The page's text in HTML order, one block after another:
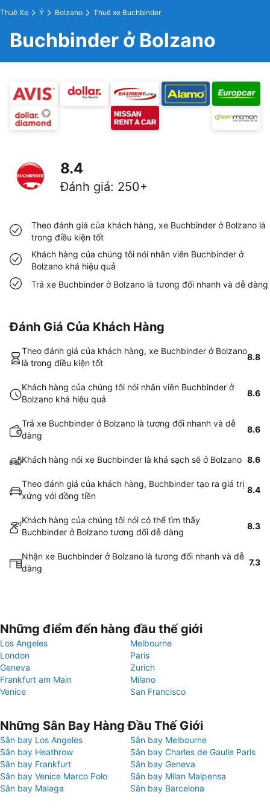
Thuê Xe Ý Bolzano Thuê xe Buchbinder
Buchbinder ở Bolzano
8.4
Đánh giá: 250+
Theo đánh giá của khách hàng, xe Buchbinder ở Bolzano là
trong điều kiện tốt
Khách hàng của chúng tôi nói nhân viên Buchbinder ở
Bolzano khá hiệu quả
Trả xe Buchbinder ở Bolzano là tương đối nhanh và dễ dàng
Đánh Giá Của Khách Hàng
Theo đánh giá của khách hàng, xe Buchbinder ở Bolzano
là trong điều kiện tốt
8.8
Khách hàng của chúng tôi nói nhân viên Buchbinder ở
Bolzano khá hiệu quả
8.6
Trả xe Buchbinder ở Bolzano là tương đối nhanh và dễ
dàng
8.6
Khách hàng nói xe Buchbinder là khá sạch sẽ ở Bolzano 8.6
Theo đánh giá của khách hàng, Buchbinder tạo ra giá trị
xứng với đồng tiền
8.4
Khách hàng của chúng tôi nói có thể tìm thấy
Buchbinder ở Bolzano tương đối dễ dàng
8.3
Nhận xe Buchbinder ở Bolzano là tương đối nhanh và dễ
dàng
7.3
Những điểm đến hàng đầu thế giới
Los Angeles
Melbourne
London
Paris
Geneva
Zurich
Frankfurt am Main
Milano
Venice
San Francisco
Những Sân Bay Hàng Đầu Thế Giới
Sân bay Los Angeles
Sân bay Melbourne
Sân bay Heathrow
Sân bay Charles de Gaulle Paris
Sân bay Frankfurt
Sân bay Geneva
Sân bay Venice Marco Polo
Sân bay Milan Malpensa
Sân bay Malaga
Sân bay Barcelona